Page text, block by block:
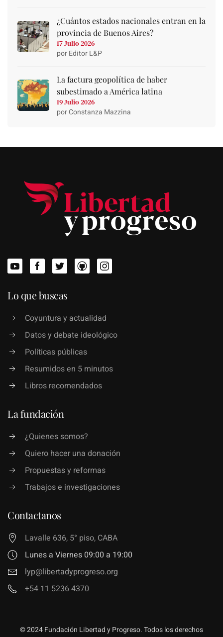
¿Cuántos estados nacionales entran en la
provincia de Buenos Aires?
17 Julio 2026
por Editor L&P
La factura geopolítica de haber
subestimado a América latina
19 Julio 2026
por Constanza Mazzina
Lo que buscas
Coyuntura y actualidad
Datos y debate ideológico
Políticas públicas
Resumidos en 5 minutos
Libros recomendados
La fundación
¿Quienes somos?
Quiero hacer una donación
Propuestas y reformas
Trabajos e investigaciones
Contactanos
Lavalle 636, 5° piso, CABA
Lunes a Viernes 09:00 a 19:00
lyp@libertadyprogreso.org
+54 11 5236 4370
© 2024 Fundación Libertad y Progreso. Todos los derechos